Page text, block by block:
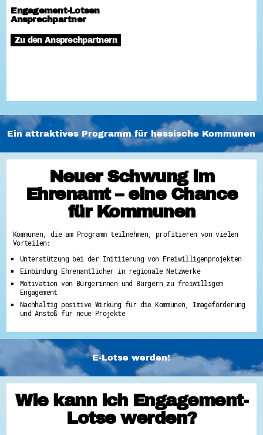
Engagement-Lotsen
Ansprechpartner
Zu den Ansprechpartnern
Ein attraktives Programm für hessische Kommunen
Neuer Schwung im
Ehrenamt – eine Chance
für Kommunen
Kommunen, die am Programm teilnehmen, profitieren von vielen
Vorteilen:
Unterstützung bei der Initiierung von Freiwilligenprojekten
Einbindung Ehrenamtlicher in regionale Netzwerke
Motivation von Bürgerinnen und Bürgern zu freiwilligem
Engagement
Nachhaltig positive Wirkung für die Kommunen, Imageförderung
und Anstoß für neue Projekte
E-Lotse werden!
Wie kann ich Engagement-
Lotse werden?